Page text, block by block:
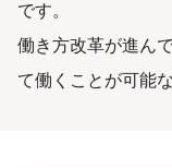
です。
働き方改革が進ん
て働くことが可能